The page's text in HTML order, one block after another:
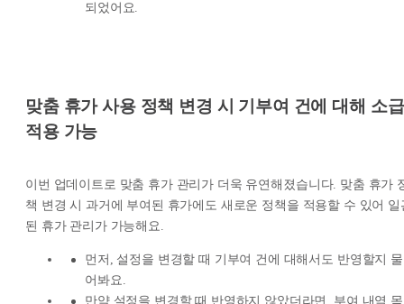
되었어요.
맞춤 휴가 사용 정책 변경 시 기부여 건에 대해 소급
적용 가능
이번 업데이트로 맞춤 휴가 관리가 더욱 유연해졌습니다. 맞춤 휴가
책 변경 시 과거에 부여된 휴가에도 새로운 정책을 적용할 수 있어 일
된 휴가 관리가 가능해요.
먼저, 설정을 변경할 때 기부여 건에 대해서도 반영할지 물
어봐요.
만약 설정을 변경할 때 반영하지 않았더라면, 부여 내역 목